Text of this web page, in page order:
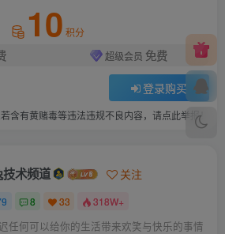
10 积分
超级会员 免费
登录购买
含有黄赌毒等违法违规不良内容，请点此举报！
术频道 关注
8 33 318W+
任何可以给你的生活带来欢笑与快乐的事情